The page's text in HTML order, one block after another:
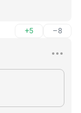
+5 –8